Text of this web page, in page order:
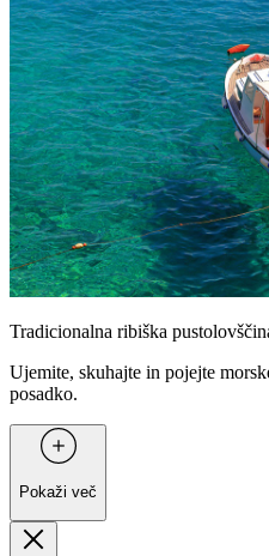
Tradicionalna ribiška
Ujemite, skuhajte in pojejte
posadko.
Pokaži več